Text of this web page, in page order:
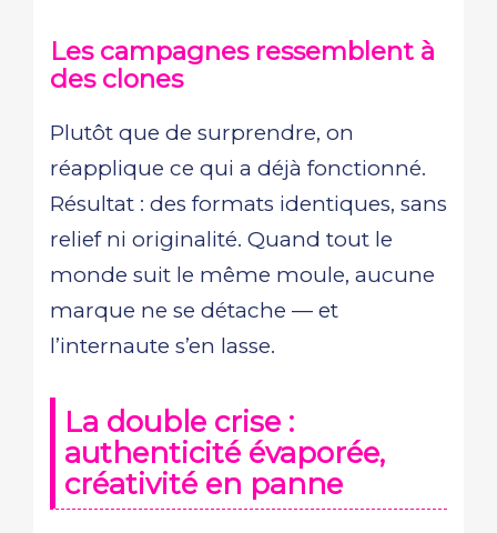
Les campagnes ressemblent à
des clones
Plutôt que de surprendre, on
réapplique ce qui a déjà fonctionné.
Résultat : des formats identiques, sans
relief ni originalité. Quand tout le
monde suit le même moule, aucune
marque ne se détache — et
l’internaute s’en lasse.
La double crise :
authenticité évaporée,
créativité en panne